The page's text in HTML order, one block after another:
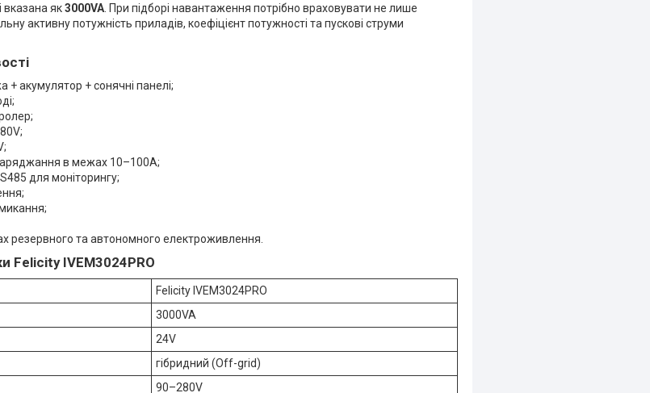
вказана як3000VA . При підборі навантаження потрібно враховувати не лише
активну потужність приладів, коефіцієнт потужності та пускові струми
+ акумулятор + сонячні панелі;
в межах 10–100A;
для моніторингу;
резервного та автономного електроживлення.
Felicity IVEM3024PRO
Felicity IVEM3024PRO
3000VA
24V
гібридний (Off-grid)
90–280V